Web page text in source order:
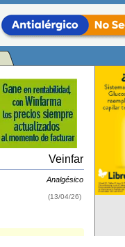
Veinfar
Analgésico
(13/04/26)